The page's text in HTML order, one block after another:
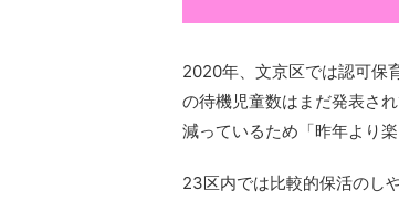
2020年、文京区では認可保
の待機児童数はまだ発表さ
減っているため「昨年より
23区内では比較的保活のし